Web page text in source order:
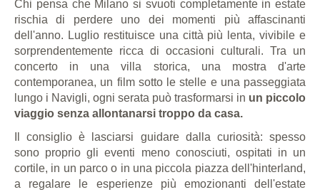
Chi pensa che Milano si svuoti completamente in estate
rischia di perdere uno dei momenti più affascinanti
dell'anno. Luglio restituisce una città più lenta, vivibile e
sorprendentemente ricca di occasioni culturali. Tra un
concerto in una villa storica, una mostra d'arte
contemporanea, un film sotto le stelle e una passeggiata
lungo i Navigli, ogni serata può trasformarsi in un piccolo
viaggio senza allontanarsi troppo da casa.
Il consiglio è lasciarsi guidare dalla curiosità: spesso
sono proprio gli eventi meno conosciuti, ospitati in un
cortile, in un parco o in una piccola piazza dell'hinterland,
a regalare le esperienze più emozionanti dell'estate